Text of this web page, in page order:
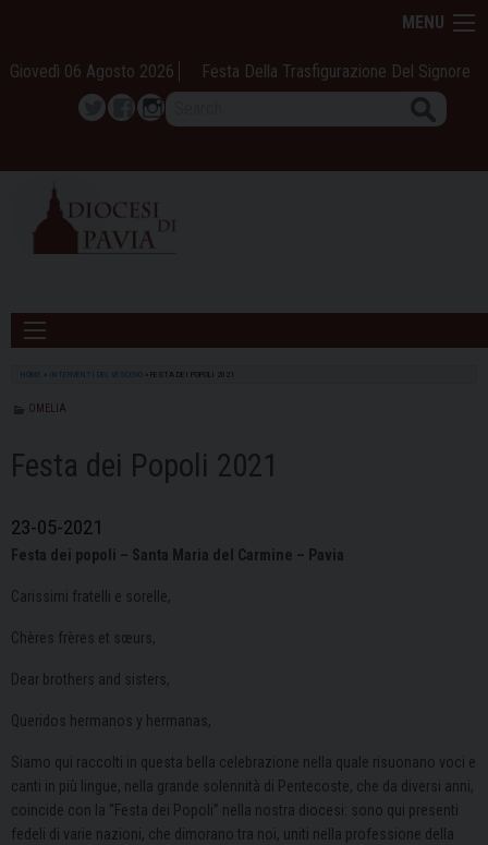
content
MENU
Giovedì 06 Agosto 2026 Festa Della Trasfigurazione Del Signore
TwitterFacebook
Instagram
HOME INTERVENTI DEL VESCOVO FESTA DEI POPOLI 2021
OMELIA
Festa dei Popoli 2021
23-05-2021
Festa dei popoli – Santa Maria del Carmine – Pavia
Carissimi fratelli e sorelle,
Chères frères et sœurs,
Dear brothers and sisters,
Queridos hermanos y hermanas,
Siamo qui raccolti in questa bella celebrazione nella quale risuonano voci e
canti in più lingue, nella grande solennità di Pentecoste, che da diversi anni,
coincide con la “Festa dei Popoli” nella nostra diocesi: sono qui presenti
fedeli di varie nazioni, che dimorano tra noi, uniti nella professione della